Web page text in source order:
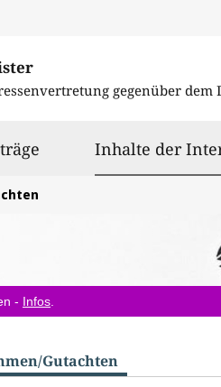
gegenüber dem
Inhalte der
- Infos
​Gutachten